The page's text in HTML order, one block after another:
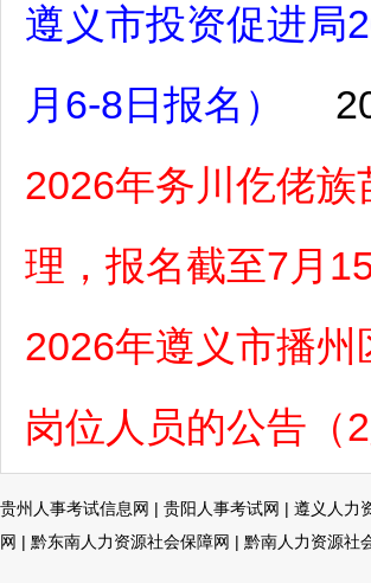
遵义市投资促进局
月6-8日报名）
2026年务川仡佬
理，报名截至7月15
2026年遵义市播
岗位人员的公告（
贵州人事考试信息网 | 贵阳人事考试网 | 遵义人力
网 | 黔东南人力资源社会保障网 | 黔南人力资源社